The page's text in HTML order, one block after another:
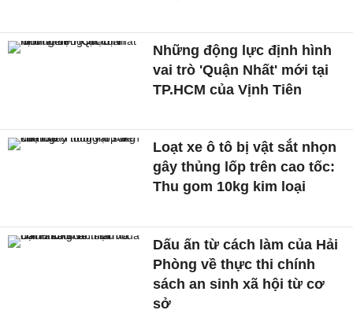
Những động lực định hình
vai trò 'Quận Nhất' mới tại
TP.HCM của Vịnh Tiên
Loạt xe ô tô bị vật sắt nhọn
gây thủng lốp trên cao tốc:
Thu gom 10kg kim loại
Dấu ấn từ cách làm của Hải
Phòng về thực thi chính
sách an sinh xã hội từ cơ
sở